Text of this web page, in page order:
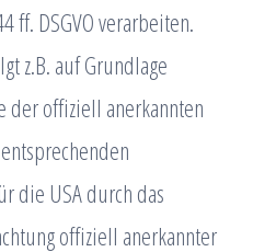
ff. DSGVO verarbeiten.
z.B. auf Grundlage
der offiziell anerkannten
die USA durch das
offiziell anerkannter